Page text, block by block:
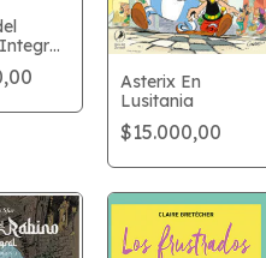
Asterix En
Lusitania
$15.000,00